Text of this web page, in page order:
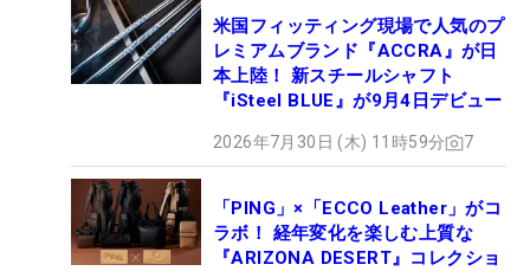
米国フィッティング現場で人気のプ
レミアムブランド『ACCRA』が日
本上陸！ 新スチールシャフト
『iSteel BLUE』が9月4日デビュー
2026年7月30日 (木) 11時59分 7
「PING」×「ECCO Leather」がコ
ラボ！ 経年変化を楽しむ上質な
『ARIZONA DESERT』コレクショ